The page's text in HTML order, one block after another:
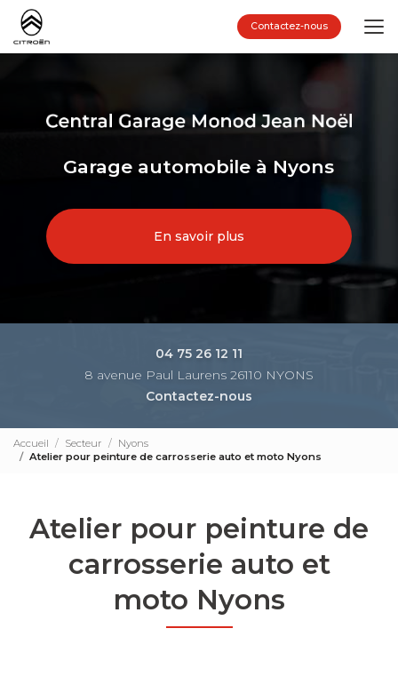
Aller
contenu
principal
Contactez-nous
Garage automobile à Nyons
En savoir plus
04 75 26 12 11
8 avenue Paul Laurens 26110 NYONS
Contactez-nous
Accueil Secteur
Nyons
Atelier pour peinture de carrosserie auto et moto Nyons
Atelier pour peinture de
carrosserie auto et
moto Nyons